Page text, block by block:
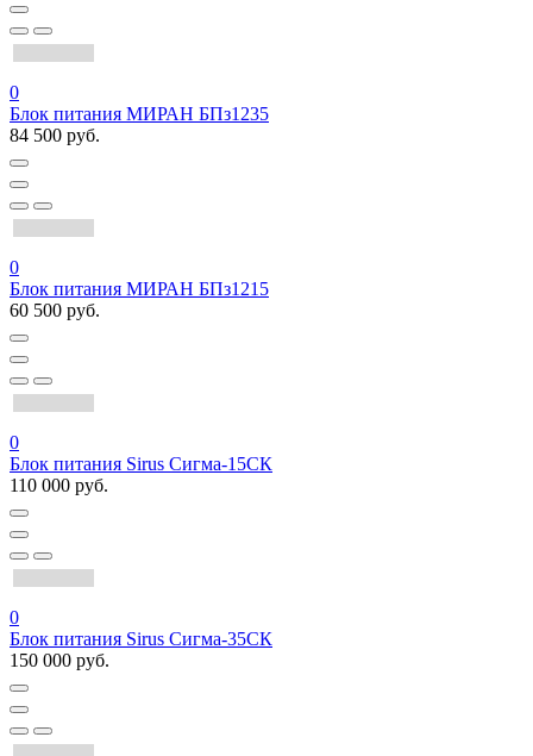
0
Блок питания МИРАН БПз1235
84 500 руб.
0
Блок питания МИРАН БПз1215
60 500 руб.
0
Блок питания Sirus Сигма-15СК
110 000 руб.
0
Блок питания Sirus Сигма-35СК
150 000 руб.